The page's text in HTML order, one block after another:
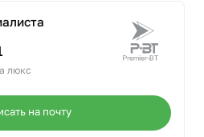
люкс
на почту